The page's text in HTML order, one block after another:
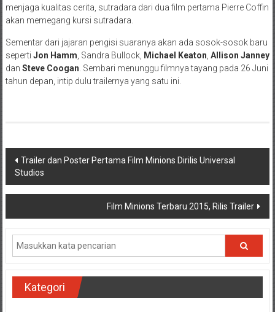
menjaga kualitas cerita, sutradara dari dua film pertama Pierre Coffin
akan memegang kursi sutradara.
Sementar dari jajaran pengisi suaranya akan ada sosok-sosok baru
seperti Jon Hamm , Sandra Bullock, Michael Keaton Allison Janney
dan Steve Coogan . Sembari menunggu filmnya tayang pada 26 Juni
tahun depan, intip dulu trailernya yang satu ini.
Navigasi
pos
Trailer dan Poster Pertama Film Minions Dirilis Universal
Studios
Film Minions Terbaru 2015, Rilis Trailer
Kategori